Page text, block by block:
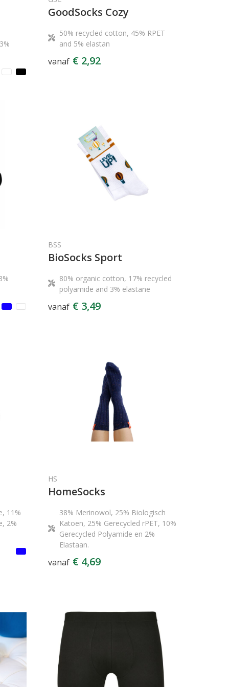
GoodSocks Cozy
50% recycled cotton, 45% RPET
and 5% elastan
vanaf € 2,92
BSS
BioSocks Sport
80% organic cotton, 17% recycled
polyamide and 3% elastane
vanaf € 3,49
11%
2%
HS
HomeSocks
38% Merinowol, 25% Biologisch
Katoen, 25% Gerecycled rPET, 10%
Gerecycled Polyamide en 2%
Elastaan.
vanaf € 4,69